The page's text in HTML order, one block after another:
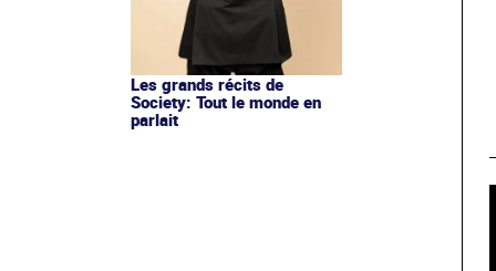
Les grands récits de
Society: Tout le monde en
parlait